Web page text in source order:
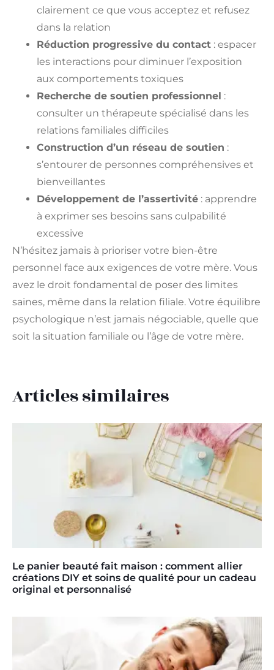
clairement ce que vous acceptez et refusez
dans la relation
Réduction progressive du contact : espacer
les interactions pour diminuer l’exposition
aux comportements toxiques
Recherche de soutien professionnel :
consulter un thérapeute spécialisé dans les
relations familiales difficiles
Construction d’un réseau de soutien :
s’entourer de personnes compréhensives et
bienveillantes
Développement de l’assertivité : apprendre
à exprimer ses besoins sans culpabilité
excessive
N’hésitez jamais à prioriser votre bien-être
personnel face aux exigences de votre mère. Vous
avez le droit fondamental de poser des limites
saines, même dans la relation filiale. Votre équilibre
psychologique n’est jamais négociable, quelle que
soit la situation familiale ou l’âge de votre mère.
Articles similaires
Le panier beauté fait maison : comment allier
créations DIY et soins de qualité pour un cadeau
original et personnalisé